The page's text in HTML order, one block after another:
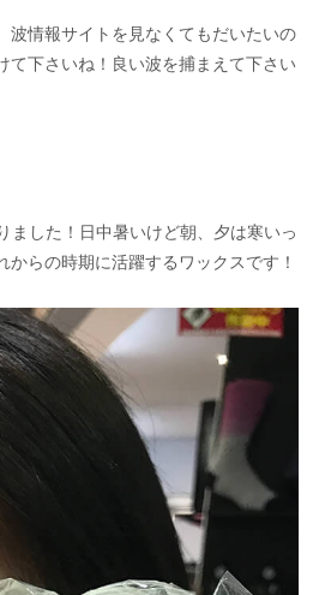
波情報サイトを見なくてもだいたいの
て下さいね！良い波を捕まえて下さい
ました！日中暑いけど朝、夕は寒いっ
らの時期に活躍するワックスです！